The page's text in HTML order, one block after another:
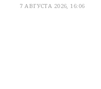
7 АВГУСТА 2026, 16:06